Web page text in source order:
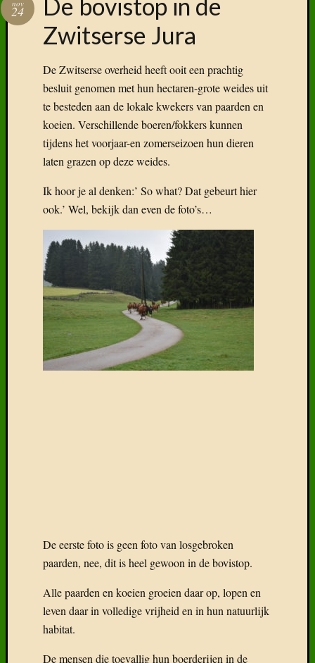
De bovistop in de
Zwitserse Jura
nov
24
De Zwitserse overheid heeft ooit een prachtig
besluit genomen met hun hectaren-grote weides uit
te besteden aan de lokale kwekers van paarden en
koeien. Verschillende boeren/fokkers kunnen
tijdens het voorjaar-en zomerseizoen hun dieren
laten grazen op deze weides.
Ik hoor je al denken:’ So what? Dat gebeurt hier
ook.’ Wel, bekijk dan even de foto’s…
De eerste foto is geen foto van losgebroken
paarden, nee, dit is heel gewoon in de bovistop.
Alle paarden en koeien groeien daar op, lopen en
leven daar in volledige vrijheid en in hun natuurlijk
habitat.
De mensen die toevallig hun boerderijen in de